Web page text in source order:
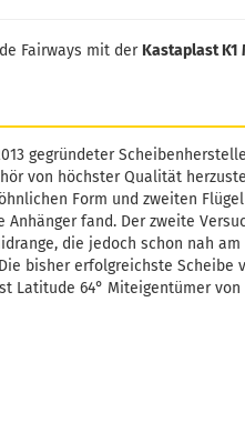
Fairways mit der Kastaplast K1
gegründeter
von höchster Qualität
Form und zweiten
Anhänger fand. Der zweite
die jedoch schon nah
bisher erfolgreichste
Latitude 64° Miteigentümer